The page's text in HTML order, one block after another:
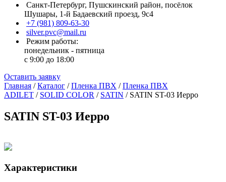
Санкт-Петербург, Пушскинский район, посёлок
Шушары, 1-й Бадаевский проезд, 9с4
+7 (981) 809-63-30
silver.pvc@mail.ru
Режим работы:
понедельник - пятница
с 9:00 до 18:00
Оставить заявку
Главная /Каталог /Пленка ПВХ /Пленка ПВХ
ADILET / SOLID COLOR / SATIN / SATIN ST-03 Иерро
SATIN ST-03 Иерро
Характеристики